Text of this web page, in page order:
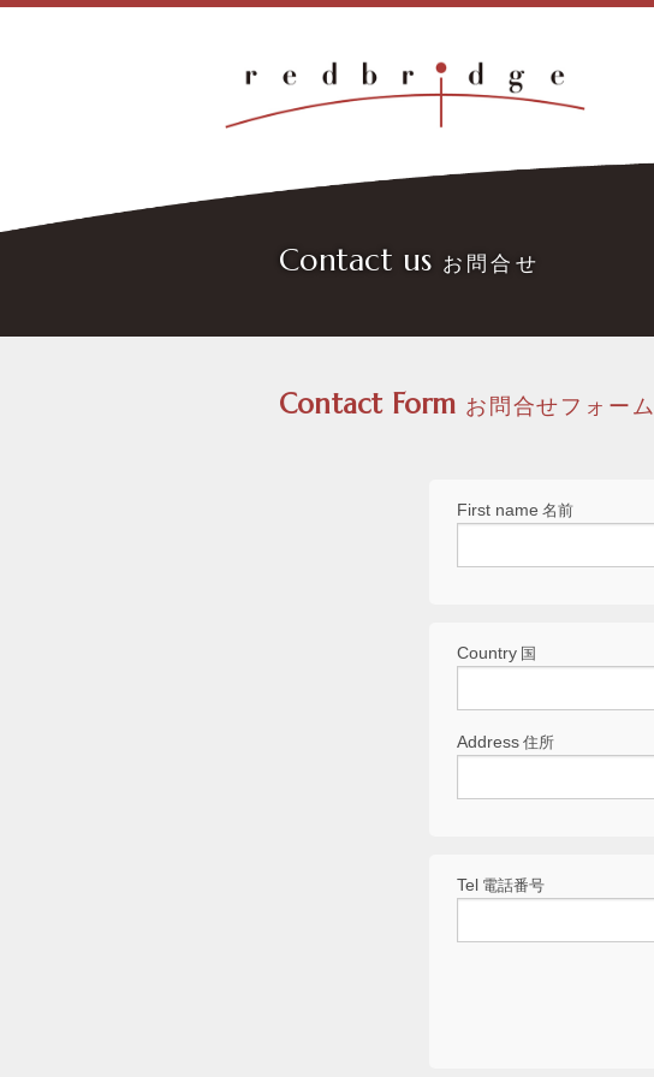
Contact us お問合せ
Contact Form お問合せフォーム
First name 名前
Country 国
Address 住所
Tel 電話番号